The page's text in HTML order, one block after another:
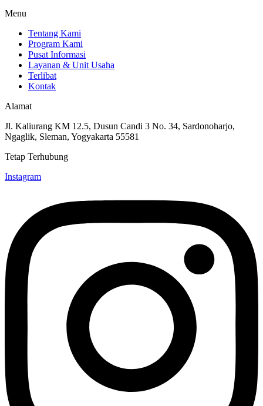
Menu
Tentang Kami
Program Kami
Pusat Informasi
Layanan & Unit Usaha
Terlibat
Kontak
Alamat
Jl. Kaliurang KM 12.5, Dusun Candi 3 No. 34, Sardonoharjo,
Ngaglik, Sleman, Yogyakarta 55581
Tetap Terhubung
Instagram